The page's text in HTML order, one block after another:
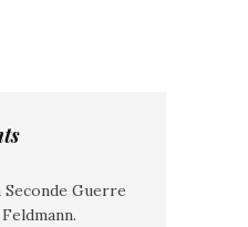
Guerre